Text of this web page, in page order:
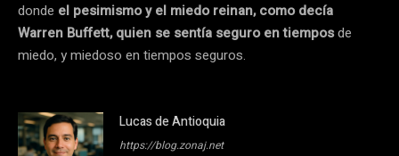
donde el pesimismo y el miedo reinan, como decía
Warren Buffett, quien se sentía seguro en tiemposde
miedo, y miedoso en tiempos seguros.
Lucas de Antioquia
https://blog.zonaj.net